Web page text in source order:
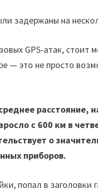
задержаны на
GPS-атак, стоит
— это не просто
расстояние,
с 600 км в
о
приборов.
попал в заголовки